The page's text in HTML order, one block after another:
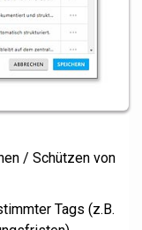
/ Schützen von
Tags (z.B.